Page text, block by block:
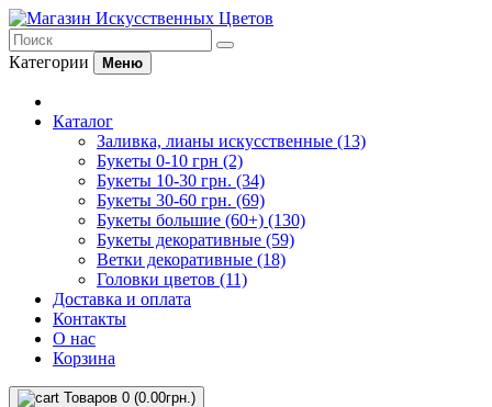
Категории Меню
Каталог
Заливка, лианы искусственные (13)
Букеты 0-10 грн (2)
Букеты 10-30 грн. (34)
Букеты 30-60 грн. (69)
Букеты большие (60+) (130)
Букеты декоративные (59)
Ветки декоративные (18)
Головки цветов (11)
Доставка и оплата
Контакты
О нас
Корзина
Товаров 0 (0.00грн.)